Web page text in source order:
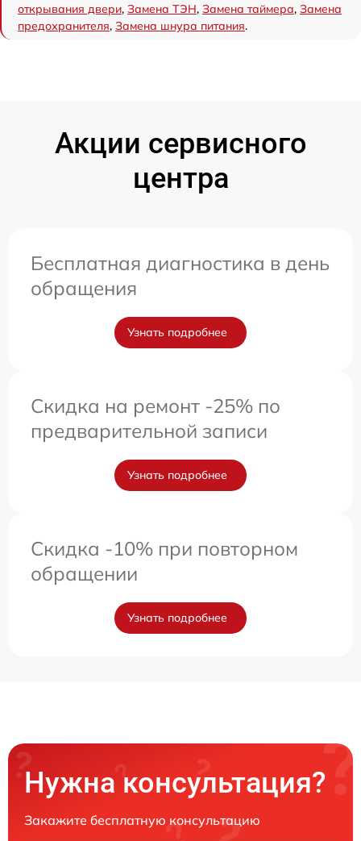
открывания двери, Замена ТЭН, Замена таймера, Замена
предохранителя, Замена шнура питания.
Акции сервисного
центра
Бесплатная диагностика в день
обращения
Узнать подробнее
Скидка на ремонт -25% по
предварительной записи
Узнать подробнее
Скидка -10% при повторном
обращении
Узнать подробнее
Нужна консультация?
Закажите бесплатную консультацию